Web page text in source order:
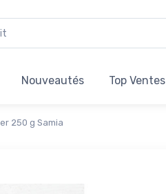
Nouveautés Top Ventes
250 g Samia